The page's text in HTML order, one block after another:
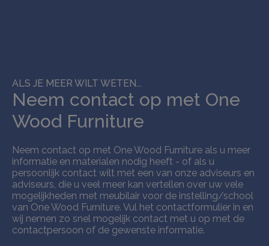
ALS JE MEER WILT WETEN...
Neem contact op met One
Wood Furniture
Neem contact op met One Wood Furniture als u meer
informatie en materialen nodig heeft - of als u
persoonlijk contact wilt met een van onze adviseurs en
adviseurs, die u veel meer kan vertellen over uw vele
mogelijkheden met meubilair voor de instelling/school
van One Wood Furniture. Vul het contactformulier in en
wij nemen zo snel mogelijk contact met u op met de
contactpersoon of de gewenste informatie.